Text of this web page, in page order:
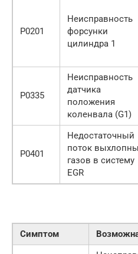
P0201
Неисправность
форсунки
цилиндра 1
P0335
Неисправность
датчика
положения
коленвала (G1)
P0401
Недостаточный
поток
газов в систему
EGR
Симптом